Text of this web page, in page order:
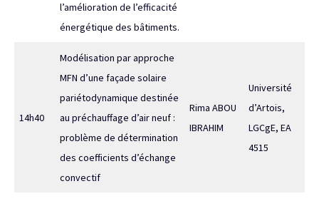
l’amélioration de l’efficacité
énergétique des bâtiments.
14h40
Modélisation par approche
MFN d’une façade solaire
pariétodynamique destinée
au préchauffage d’air neuf :
problème de détermination
des coefficients d’échange
convectif
Rima ABOU
IBRAHIM
Université
d’Artois,
LGCgE, EA
4515